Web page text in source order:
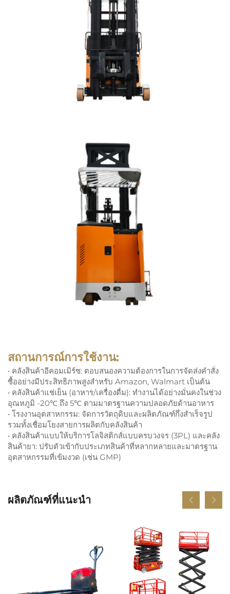
สถานการณ์การใช้งาน:
• คลังสินค้าอีคอมเมิร์ซ: ตอบสนองความต้องการในการจัดส่งคำสั่ง
ซื้ออย่างมีประสิทธิภาพสูงสำหรับ Amazon, Walmart เป็นต้น
• คลังสินค้าแช่เย็น (อาหาร/เครื่องดื่ม): ทำงานได้อย่างมั่นคงในช่วง
อุณหภูมิ -20℃ ถึง 5℃ ตามมาตรฐานความปลอดภัยด้านอาหาร
• โรงงานอุตสาหกรรม: จัดการวัตถุดิบและผลิตภัณฑ์กึ่งสำเร็จรูป
รวมทั้งเชื่อมโยงสายการผลิตกับคลังสินค้า
• คลังสินค้าแบบให้บริการโลจิสติกส์แบบครบวงจร (3PL) และคลัง
สินค้ายา: ปรับตัวเข้ากับประเภทสินค้าที่หลากหลายและมาตรฐาน
อุตสาหกรรมที่เข้มงวด (เช่น GMP)
ผลิตภัณฑ์ที่แนะนำ